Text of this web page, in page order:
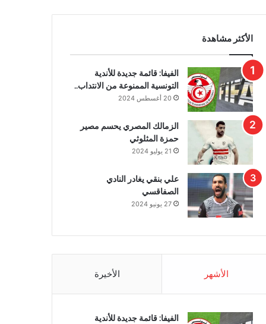
الأكثر مشاهدة
الفيفا: قائمة جديدة للأندية
التونسية الممنوعة من الانتداب..
20 أغسطس 2024
الزمالك المصري يحسم مصير
حمزة المثلوثي
21 يوليو 2024
علي بنقي يغادر النادي
الصفاقسي
27 يونيو 2024
الأشهر الأخيرة
الفيفا: قائمة جديدة للأندية